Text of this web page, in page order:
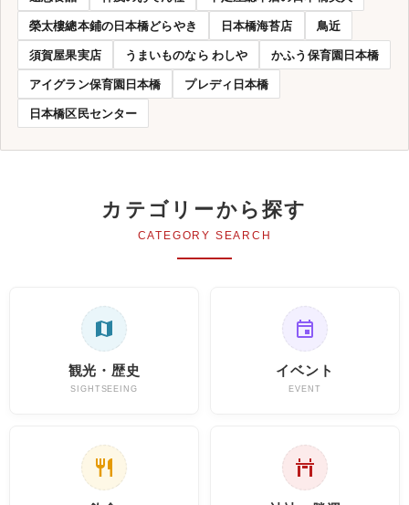
榮太樓總本鋪の日本橋どらやき
日本橋海苔店
鳥近
須賀屋果実店
うまいものなら わしや
かふう保育園日本橋
アイグラン保育園日本橋
プレディ日本橋
日本橋区民センター
カテゴリーから探す
CATEGORY SEARCH
観光・歴史
SIGHTSEEING
イベント
EVENT